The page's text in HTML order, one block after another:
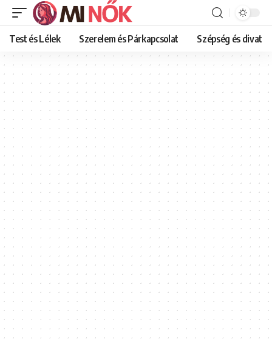
Test és Lélek Szerelem és Párkapcsolat Szépség és divat